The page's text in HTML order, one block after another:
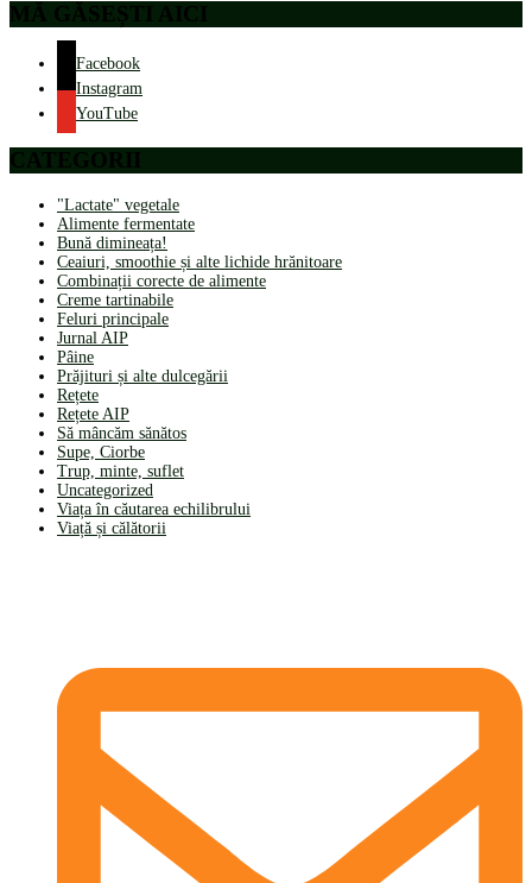
MĂ GĂSEȘTI AICI
Facebook
Instagram
YouTube
CATEGORII
"Lactate" vegetale
Alimente fermentate
Bună dimineața!
Ceaiuri, smoothie și alte lichide hrănitoare
Combinații corecte de alimente
Creme tartinabile
Feluri principale
Jurnal AIP
Pâine
Prăjituri și alte dulcegării
Rețete
Rețete AIP
Să mâncăm sănătos
Supe, Ciorbe
Trup, minte, suflet
Uncategorized
Viața în căutarea echilibrului
Viață și călătorii